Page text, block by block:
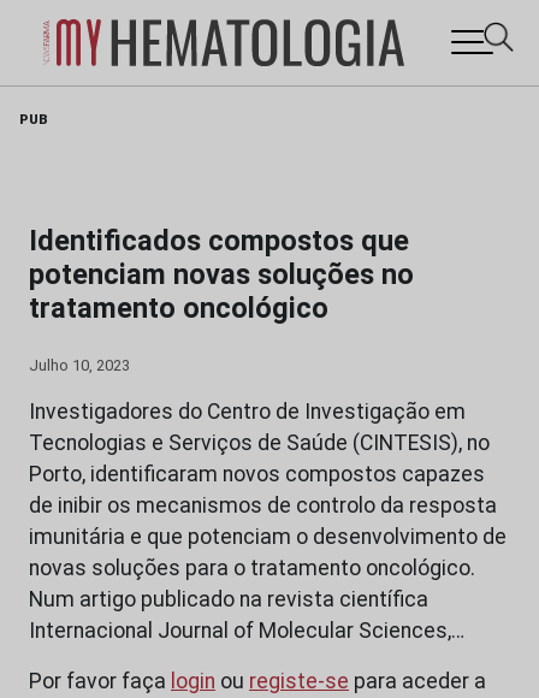
PUB
Identificados compostos que
potenciam novas soluções no
tratamento oncológico
Julho 10, 2023
Investigadores do Centro de Investigação em
Tecnologias e Serviços de Saúde (CINTESIS), no
Porto, identificaram novos compostos capazes
de inibir os mecanismos de controlo da resposta
imunitária e que potenciam o desenvolvimento de
novas soluções para o tratamento oncológico.
Num artigo publicado na revista científica
Internacional Journal of Molecular Sciences,…
Por favor faça login ou registe-se para aceder a